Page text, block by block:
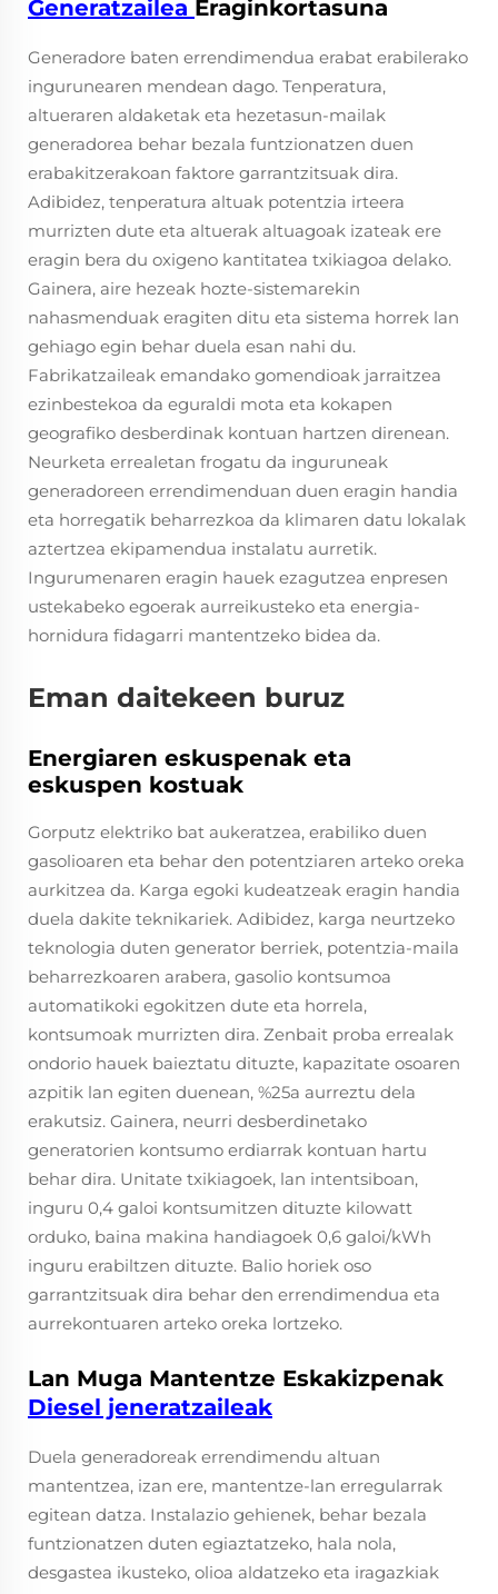
Generatzailea Eraginkortasuna
Generadore baten errendimendua erabat erabilerako
ingurunearen mendean dago. Tenperatura,
altueraren aldaketak eta hezetasun-mailak
generadorea behar bezala funtzionatzen duen
erabakitzerakoan faktore garrantzitsuak dira.
Adibidez, tenperatura altuak potentzia irteera
murrizten dute eta altuerak altuagoak izateak ere
eragin bera du oxigeno kantitatea txikiagoa delako.
Gainera, aire hezeak hozte-sistemarekin
nahasmenduak eragiten ditu eta sistema horrek lan
gehiago egin behar duela esan nahi du.
Fabrikatzaileak emandako gomendioak jarraitzea
ezinbestekoa da eguraldi mota eta kokapen
geografiko desberdinak kontuan hartzen direnean.
Neurketa errealetan frogatu da inguruneak
generadoreen errendimenduan duen eragin handia
eta horregatik beharrezkoa da klimaren datu lokalak
aztertzea ekipamendua instalatu aurretik.
Ingurumenaren eragin hauek ezagutzea enpresen
ustekabeko egoerak aurreikusteko eta energia-
hornidura fidagarri mantentzeko bidea da.
Eman daitekeen buruz
Energiaren eskuspenak eta
eskuspen kostuak
Gorputz elektriko bat aukeratzea, erabiliko duen
gasolioaren eta behar den potentziaren arteko oreka
aurkitzea da. Karga egoki kudeatzeak eragin handia
duela dakite teknikariek. Adibidez, karga neurtzeko
teknologia duten generator berriek, potentzia-maila
beharrezkoaren arabera, gasolio kontsumoa
automatikoki egokitzen dute eta horrela,
kontsumoak murrizten dira. Zenbait proba errealak
ondorio hauek baieztatu dituzte, kapazitate osoaren
azpitik lan egiten duenean, %25a aurreztu dela
erakutsiz. Gainera, neurri desberdinetako
generatorien kontsumo erdiarrak kontuan hartu
behar dira. Unitate txikiagoek, lan intentsiboan,
inguru 0,4 galoi kontsumitzen dituzte kilowatt
orduko, baina makina handiagoek 0,6 galoi/kWh
inguru erabiltzen dituzte. Balio horiek oso
garrantzitsuak dira behar den errendimendua eta
aurrekontuaren arteko oreka lortzeko.
Lan Muga Mantentze Eskakizpenak
Diesel jeneratzaileak
Duela generadoreak errendimendu altuan
mantentzea, izan ere, mantentze-lan erregularrak
egitean datza. Instalazio gehienek, behar bezala
funtzionatzen duten egiaztatzeko, hala nola,
desgastea ikusteko, olioa aldatzeko eta iragazkiak